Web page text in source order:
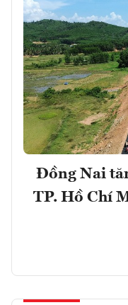
Đồng Nai
TP. Hồ Chí